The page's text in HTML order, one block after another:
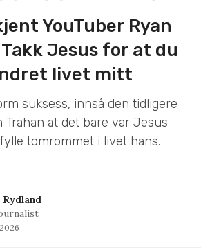
YouTuber Ryan
Jesus for at du
livet mitt
suksess, innså den tidligere
Trahan at det bare var Jesus
tomrommet i livet hans.
Rydland